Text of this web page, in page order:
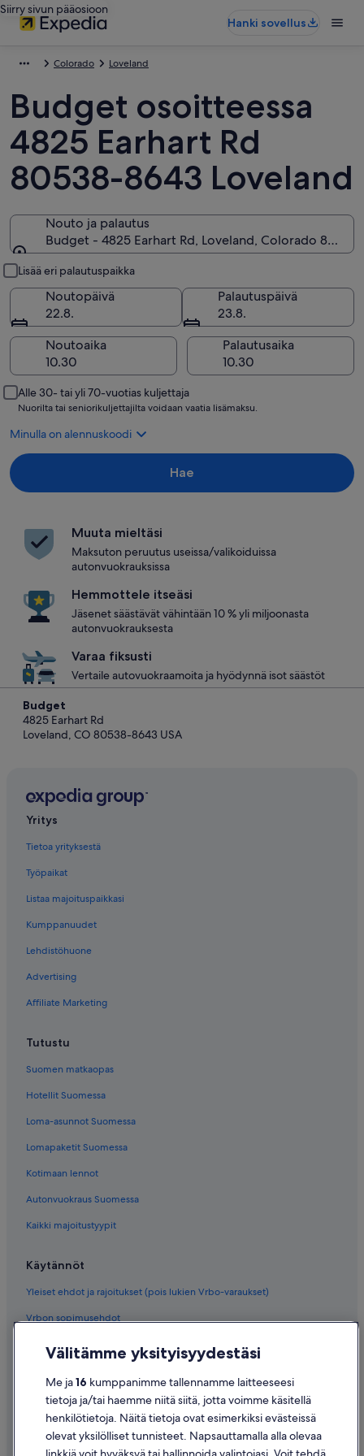
Siirry sivun pääosioon
Hanki sovellus
Colorado Loveland
Budget osoitteessa
4825 Earhart Rd
80538-8643 Loveland
Nouto ja palautus
Budget - 4825 Earhart Rd, Loveland, Colorado
Lisää eri palautuspaikka
Noutopäivä
22.8.
Palautuspäivä
23.8.
Noutoaika
Palautusaika
Alle 30- tai yli 70-vuotias kuljettaja
Nuorilta tai seniorikuljettajilta voidaan vaatia lisämaksu.
Minulla on alennuskoodi
Hae
Muuta mieltäsi
Maksuton peruutus useissa/valikoiduissa
autonvuokrauksissa
Hemmottele itseäsi
Jäsenet säästävät vähintään 10 % yli miljoonasta
autonvuokrauksesta
Varaa fiksusti
Vertaile autovuokraamoita ja hyödynnä isot säästöt
Budget
4825 Earhart Rd
Loveland, CO 80538-8643 USA
Yritys
Tietoa yrityksestä
Työpaikat
Listaa majoituspaikkasi
Kumppanuudet
Lehdistöhuone
Advertising
Affiliate Marketing
Tutustu
Suomen matkaopas
Hotellit Suomessa
Loma-asunnot Suomessa
Lomapaketit Suomessa
Kotimaan lennot
Autonvuokraus Suomessa
Kaikki majoitustyypit
Käytännöt
Yleiset ehdot ja rajoitukset (pois lukien Vrbo-varaukset)
Vrbon sopimusehdot
Evästeet
Käyttöehdot
Oikeudelliset tiedot / ota meihin yhteyttä
Välitämme yksityisyydestäsi
Me ja16 kumppanimme tallennamme laitteeseesi
tietoja ja/tai haemme niitä siitä, jotta voimme käsitellä
henkilötietoja. Näitä tietoja ovat esimerkiksi evästeissä
olevat yksilölliset tunnisteet. Napsauttamalla alla olevaa